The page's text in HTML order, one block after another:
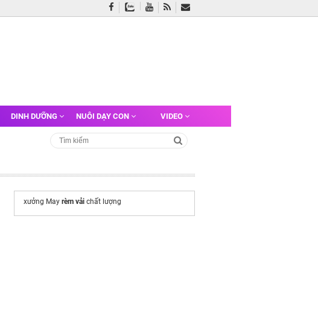
DINH DƯỠNG NUÔI DẠY CON VIDEO
xưởng May rèm vải chất lượng